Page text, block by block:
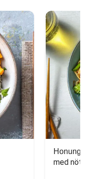
med